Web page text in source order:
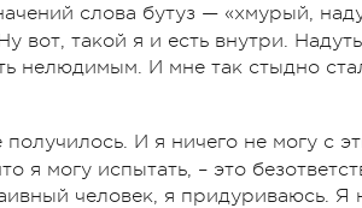
слова бутуз — «хмурый,
вот, такой я и есть внутри.
нелюдимым. И мне так стыдно
получилось. И я ничего не могу с
я могу испытать, – это
человек, я придуриваюсь. Я